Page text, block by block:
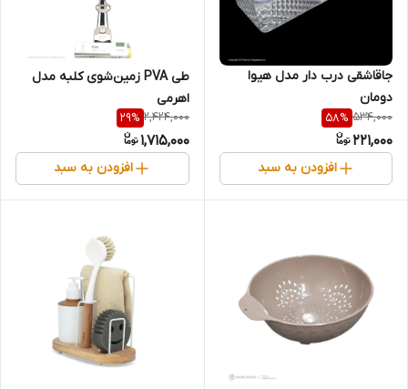
جاقاشقی درب دار مدل هیوا
دومان
534,000
58%
221,000
افزودن به سبد
طی PVA زمین‌شوی کلبه مدل
اهرمی
2,424,000
29%
1,715,000
افزودن به سبد